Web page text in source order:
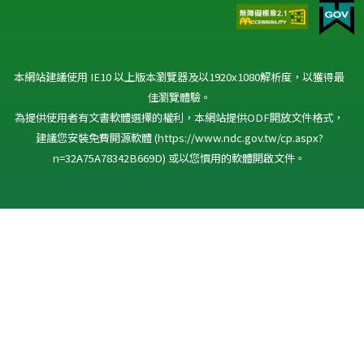
本網站建議使用 IE10 以上版本瀏覽器及以1920x1080解析度，以獲得最
佳瀏覽體驗。
為提供使用者有文書軟體選擇的權利，本網站提供ODF開放文件格式，
建議您安裝免費開源軟體(https://www.ndc.gov.tw/cp.aspx?
n=32A75A78342B669D) 或以您慣用的軟體開啟文件。